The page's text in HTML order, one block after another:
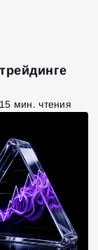
15 мин. чтения